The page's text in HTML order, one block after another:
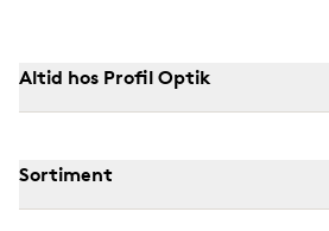
Altid hos Profil Optik
Sortiment